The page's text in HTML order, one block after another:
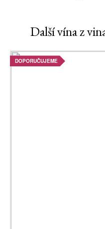
Další vína z
DOPORUČUJEME